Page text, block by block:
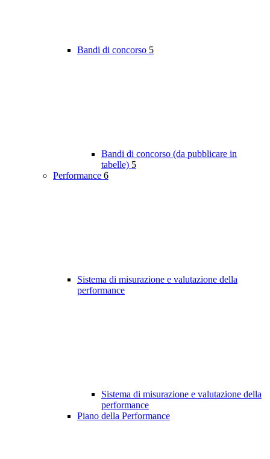
Bandi di concorso 5
Bandi di concorso (da pubblicare in
tabelle) 5
Performance 6
Sistema di misurazione e valutazione della
performance
Sistema di misurazione e valutazione della
performance
Piano della Performance